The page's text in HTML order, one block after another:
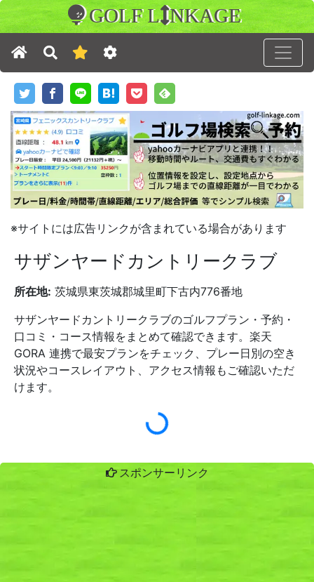
GOLF L NKAGE
※サイトには広告リンクが含まれている場合があります
サザンヤードカントリークラブ
所在地: 茨城県東茨城郡城里町下古内776番地
サザンヤードカントリークラブのゴルフプラン・予約・
口コミ・コース情報をまとめて確認できます。楽天
GORA 連携で最安プランをチェック、プレー日別の空き
状況やコースレイアウト、アクセス情報もご確認いただ
けます。
スポンサーリンク